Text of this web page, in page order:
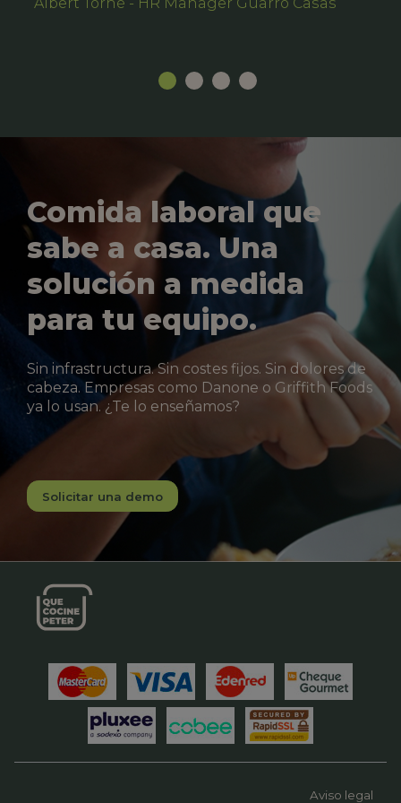
Comida laboral que
sabe a casa. Una
solución a medida
para tu equipo.
Sin infrastructura. Sin costes fijos. Sin dolores de
cabeza. Empresas como Danone o Griffith Foods
ya lo usan. ¿Te lo enseñamos?
Solicitar una demo
Aviso legal